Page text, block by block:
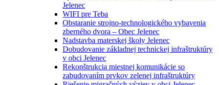
Jelenec
WIFI pre Teba
Obstaranie strojno-technologického vybavenia
zberného dvora – Obec Jelenec
Nadstavba materskej školy Jelenec
Dobudovanie základnej technickej infraštruktúry
v obci Jelenec
Rekonštrukcia miestnej komunikácie so
zabudovaním prvkov zelenej infraštruktúry